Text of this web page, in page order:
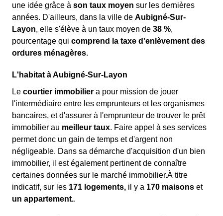
une idée grâce à son taux moyen sur les dernières
années. D'ailleurs, dans la ville de Aubigné-Sur-
Layon, elle s'élève à un taux moyen de 38 %,
pourcentage qui comprend la taxe d'enlèvement des
ordures ménagères.
L'habitat à Aubigné-Sur-Layon
Le courtier immobilier a pour mission de jouer
l'intermédiaire entre les emprunteurs et les organismes
bancaires, et d'assurer à l'emprunteur de trouver le prêt
immobilier au meilleur taux. Faire appel à ses services
permet donc un gain de temps et d'argent non
négligeable. Dans sa démarche d'acquisition d'un bien
immobilier, il est également pertinent de connaître
certaines données sur le marché immobilier.À titre
indicatif, sur les 171 logements, il y a 170 maisons et
un appartement..